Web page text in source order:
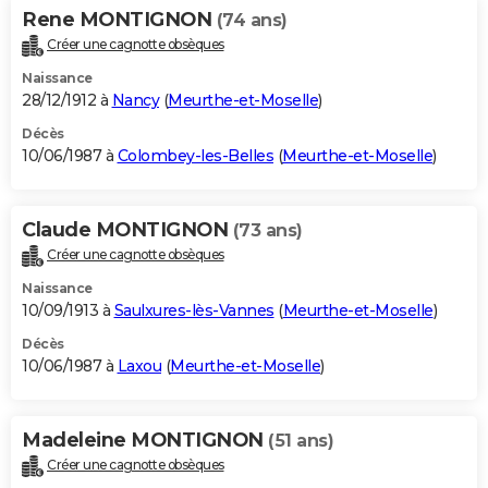
Rene MONTIGNON (74 ans)
Créer une cagnotte obsèques
Naissance
28/12/1912 à Nancy(Meurthe-et-Moselle)
Décès
10/06/1987 à Colombey-les-Belles (Meurthe-et-Moselle)
Claude MONTIGNON (73 ans)
Créer une cagnotte obsèques
Naissance
10/09/1913 à Saulxures-lès-Vannes (Meurthe-et-Moselle)
Décès
10/06/1987 à Laxou (Meurthe-et-Moselle)
Madeleine MONTIGNON (51 ans)
Créer une cagnotte obsèques